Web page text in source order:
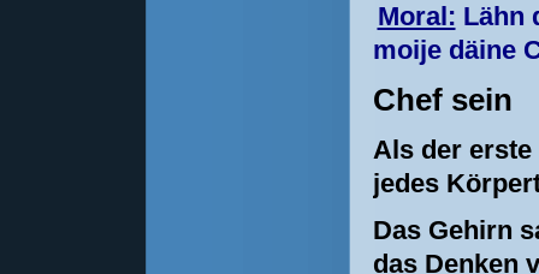
Moral: Lähn
moije däine
Chef sein
Als der erste
jedes
Das Gehirn
das Denken